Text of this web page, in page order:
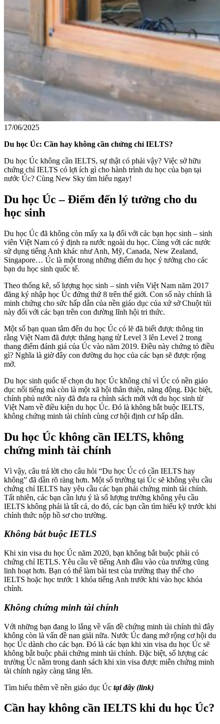
17/06/2025
Du học Úc: Cần hay không cần chứng chỉ IELTS?
Du học Úc không cần IELTS, sự thật có phải vậy? Việc sở hữu
chứng chỉ IELTS có lợi ích gì cho hành trình du học của bạn tại
nước Úc? Cùng New Sky tìm hiểu ngay!
Du học Úc – Điểm đến lý tưởng cho du
học sinh
Du học Úc đã không còn mấy xa lạ đối với các bạn học sinh – sinh
viên Việt Nam có ý định ra nước ngoài du học. Cùng với các nước
sử dụng tiếng Anh khác như Anh, Mỹ, Canada, New Zealand,
Singapore… Úc là một trong những điểm du học ý tưởng cho các
bạn du học sinh quốc tế.
Theo thống kê, số lượng học sinh – sinh viên Việt Nam năm 2017
đăng ký nhập học Úc đứng thứ 8 trên thế giới. Con số này chính là
minh chứng cho sức hấp dẫn của nền giáo dục của xứ sở Chuột túi
này đối với các bạn trên con đường lĩnh hội tri thức.
Một số bạn quan tâm đến du học Úc có lẽ đã biết được thông tin
rằng Việt Nam đã được thăng hạng từ Level 3 lên Level 2 trong
thang điểm đánh giá của Úc vào năm 2019. Điều này chứng tỏ điều
gì? Nghĩa là giờ đây con đường du học của các bạn sẽ được rộng
mở.
Du học sinh quốc tế chọn du học Úc không chỉ vì Úc có nền giáo
dục nổi tiếng mà còn là một xã hội thân thiện, năng động. Đặc biệt,
chính phủ nước này đã đưa ra chính sách mới với du học sinh từ
Việt Nam về điều kiện du học Úc. Đó là không bắt buộc IELTS,
không chứng minh tài chính cùng cơ hội định cư hấp dẫn.
Du học Úc không cần IELTS, không
chứng minh tài chính
Vì vậy, câu trả lời cho câu hỏi “Du học Úc có cần IELTS hay
không” đã dần rõ ràng hơn. Một số trường tại Úc sẽ không yêu cầu
chứng chỉ IELTS hay yêu cầu các bạn phải chứng minh tài chính.
Tất nhiên, các bạn cần lưu ý là số lượng trường không yêu cầu
IELTS không phải là tất cả, do đó, các bạn cần tìm hiểu kỹ trước khi
chính thức nộp hồ sơ cho trường.
Không bắt buộc IETLS
Khi xin visa du học Úc năm 2020, bạn không bắt buộc phải có
chứng chỉ IETLS. Yêu cầu về tiếng Anh đầu vào của trường cũng
linh hoạt hơn. Bạn có thể làm bài test của trường thay thế cho
IELTS hoặc học trước 1 khóa tiếng Anh trước khi vào học khóa
chính.
Không chứng minh tài chính
Với những bạn đang lo lắng về vấn đề chứng minh tài chính thì đây
không còn là vấn đề nan giải nữa. Nước Úc đang mở rộng cơ hội du
học Úc dành cho các bạn. Đó là các bạn khi xin visa du học Úc sẽ
không bắt buộc phải chứng minh tài chính. Đặc biệt, số lượng các
trường Úc nằm trong danh sách khi xin visa được miễn chứng minh
tài chính ngày càng tăng lên.
Tìm hiểu thêm về nền giáo dục Úc tại đây (link)
Cần hay không cần IELTS khi du học Úc?